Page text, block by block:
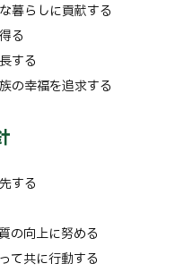
暮らしに貢献する
る
する
の幸福を追求する
する
の向上に努める
て共に行動する